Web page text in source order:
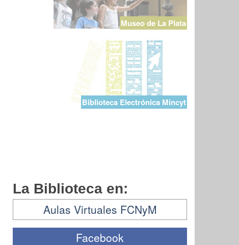
Museo de La Plata
Biblioteca Electrónica Mincyt
La Biblioteca en:
Aulas Virtuales FCNyM
Facebook